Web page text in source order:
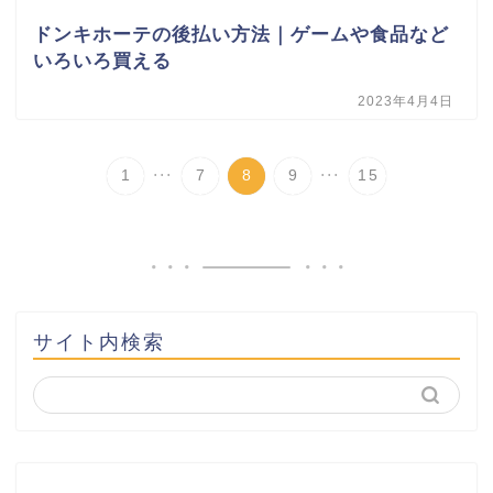
ドンキホーテの後払い方法｜ゲームや食品など
いろいろ買える
2023年4月4日
1 ... 7 8 9 ... 15
サイト内検索